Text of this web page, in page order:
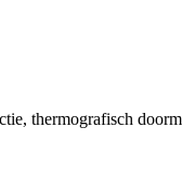
thermografisch